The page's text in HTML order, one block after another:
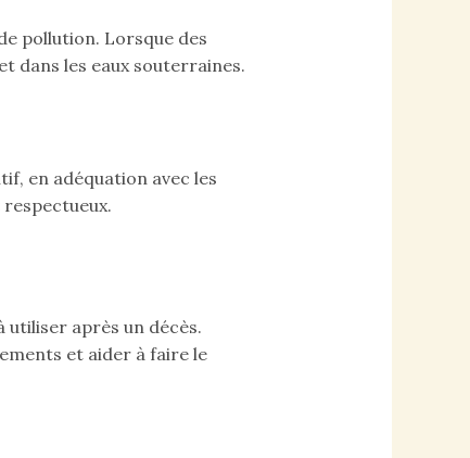
pollution. Lorsque des
dans les eaux souterraines.
en adéquation avec les
après un décès.
et aider à faire le